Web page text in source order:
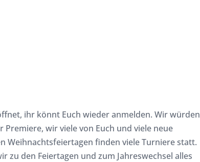
ihr könnt Euch wieder anmelden. Wir würden
wir viele von Euch und viele neue
Weihnachtsfeiertagen finden viele Turniere statt.
zu den Feiertagen und zum Jahreswechsel alles